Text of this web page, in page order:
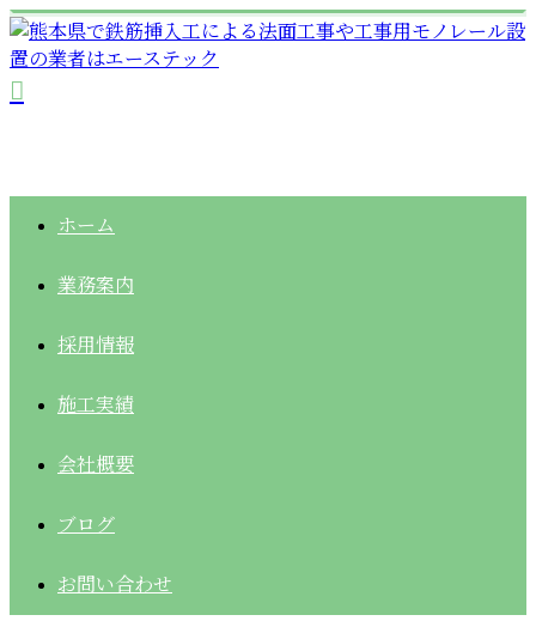
ホーム
業務案内
採用情報
施工実績
会社概要
ブログ
お問い合わせ